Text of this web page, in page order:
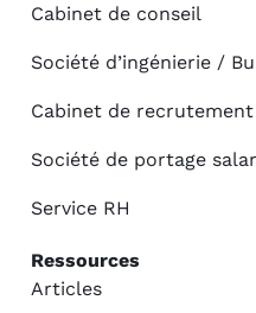
Cabinet de conseil
Société d’ingénierie /
Cabinet de recrutement
Société de portage
Service RH
Ressources
Articles